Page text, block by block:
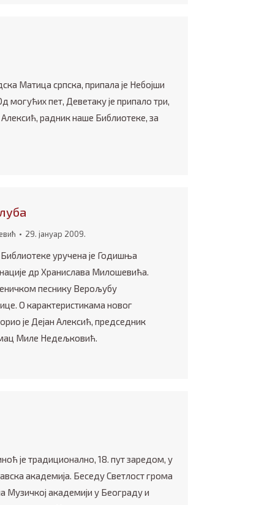
Матица српска, припала је Небојши
могућих пет, Деветаку је припало три,
радник наше Библиотеке, за
29. јануар 2009.
уручена је Годишња
др Хранислава Милошевића.
песнику Верољубу
О карактеристикама новог
је Дејан Алексић, председник
Миле Недељковић.
је традиционално, 18. пут заредом, у
академија. Беседу Светлост грома
Музичкој академији у Београду и